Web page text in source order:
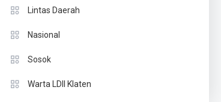
Lintas Daerah
Nasional
Sosok
Warta LDII Klaten